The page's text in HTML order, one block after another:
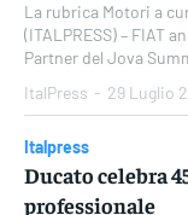
La rubrica Motori a
(ITALPRESS) – FIAT
Partner del Jova
ItalPress - 29 Luglio
Italpress
Ducato celebra
professionale